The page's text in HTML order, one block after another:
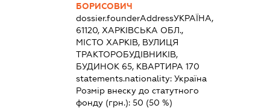
БОРИСОВИЧ
dossier.founderAddressУКРАЇНА,
61120, ХАРКІВСЬКА ОБЛ.,
МІСТО ХАРКІВ, ВУЛИЦЯ
ТРАКТОРОБУДІВНИКІВ,
БУДИНОК 65, КВАРТИРА 170
statements.nationality: Україна
Розмір внеску до статутного
фонду (грн.): 50 (50 %)